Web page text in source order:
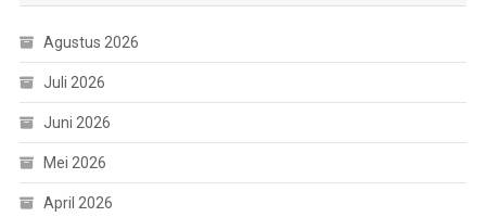
Agustus 2026
Juli 2026
Juni 2026
Mei 2026
April 2026